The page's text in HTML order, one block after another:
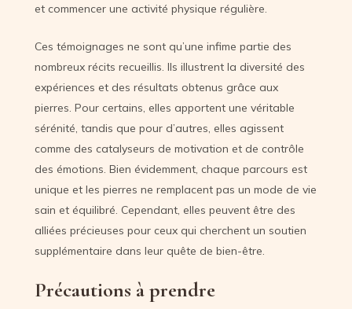
et commencer une activité physique régulière.
Ces témoignages ne sont qu’une infime partie des
nombreux récits recueillis. Ils illustrent la diversité des
expériences et des résultats obtenus grâce aux
pierres. Pour certains, elles apportent une véritable
sérénité, tandis que pour d’autres, elles agissent
comme des catalyseurs de motivation et de contrôle
des émotions. Bien évidemment, chaque parcours est
unique et les pierres ne remplacent pas un mode de vie
sain et équilibré. Cependant, elles peuvent être des
alliées précieuses pour ceux qui cherchent un soutien
supplémentaire dans leur quête de bien-être.
Précautions à prendre